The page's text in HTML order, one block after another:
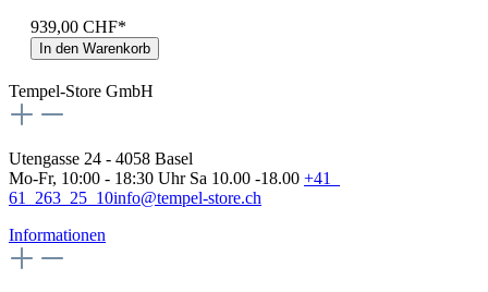
939,00 CHF*
In den Warenkorb
Tempel-Store GmbH
Utengasse 24 - 4058 Basel
Mo-Fr, 10:00 - 18:30 Uhr Sa 10.00 -18.00 +41
61 263 25 10info@tempel-store.ch
Informationen